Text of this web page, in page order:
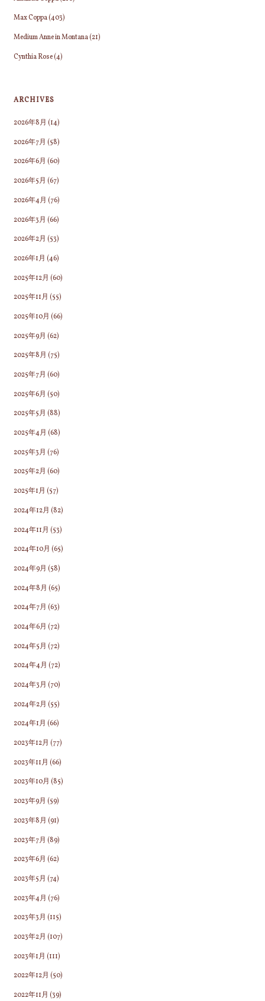
Max Coppa(403)
Medium Anne in Montana(21)
Cynthia Rose(4)
ARCHIVES
2026年8月 (14)
2026年7月 (58)
2026年6月 (60)
2026年5月 (67)
2026年4月 (76)
2026年3月 (66)
2026年2月 (53)
2026年1月 (46)
2025年12月 (60)
2025年11月 (55)
2025年10月 (66)
2025年9月 (62)
2025年8月 (75)
2025年7月 (60)
2025年6月 (50)
2025年5月 (88)
2025年4月 (68)
2025年3月 (76)
2025年2月 (60)
2025年1月 (57)
2024年12月 (82)
2024年11月 (53)
2024年10月 (65)
2024年9月 (58)
2024年8月 (65)
2024年7月 (63)
2024年6月 (72)
2024年5月 (72)
2024年4月 (72)
2024年3月 (70)
2024年2月 (55)
2024年1月 (66)
2023年12月 (77)
2023年11月 (66)
2023年10月 (85)
2023年9月 (59)
2023年8月 (91)
2023年7月 (89)
2023年6月 (62)
2023年5月 (74)
2023年4月 (76)
2023年3月 (115)
2023年2月 (107)
2023年1月 (111)
2022年12月 (50)
2022年11月 (39)